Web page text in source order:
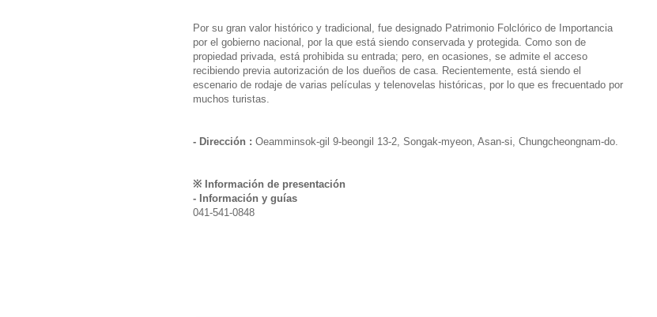
Por su gran valor histórico y tradicional, fue designado Patrimonio Folclórico de Importancia
por el gobierno nacional, por la que está siendo conservada y protegida. Como son de
propiedad privada, está prohibida su entrada; pero, en ocasiones, se admite el acceso
recibiendo previa autorización de los dueños de casa. Recientemente, está siendo el
escenario de rodaje de varias películas y telenovelas históricas, por lo que es frecuentado por
muchos turistas.
- Dirección : Oeamminsok-gil 9-beongil 13-2, Songak-myeon, Asan-si, Chungcheongnam-do.
※ Información de presentación
- Información y guías
041-541-0848